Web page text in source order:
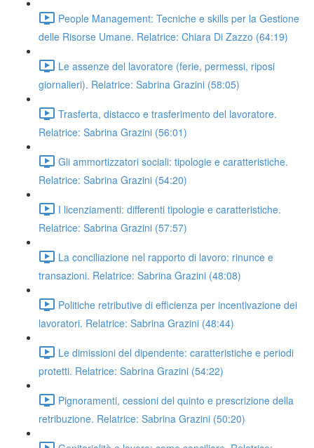
People Management: Tecniche e skills per la Gestione
delle Risorse Umane. Relatrice: Chiara Di Zazzo (64:19)
Le assenze del lavoratore (ferie, permessi, riposi
giornalieri). Relatrice: Sabrina Grazini (58:05)
Trasferta, distacco e trasferimento del lavoratore.
Relatrice: Sabrina Grazini (56:01)
Gli ammortizzatori sociali: tipologie e caratteristiche.
Relatrice: Sabrina Grazini (54:20)
I licenziamenti: differenti tipologie e caratteristiche.
Relatrice: Sabrina Grazini (57:57)
La conciliazione nel rapporto di lavoro: rinunce e
transazioni. Relatrice: Sabrina Grazini (48:08)
Politiche retributive di efficienza per incentivazione dei
lavoratori. Relatrice: Sabrina Grazini (48:44)
Le dimissioni del dipendente: caratteristiche e periodi
protetti. Relatrice: Sabrina Grazini (54:22)
Pignoramenti, cessioni del quinto e prescrizione della
retribuzione. Relatrice: Sabrina Grazini (50:20)